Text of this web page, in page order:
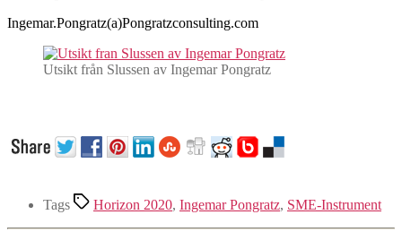
Ingemar.Pongratz(a)Pongratzconsulting.com
Utsikt från Slussen av Ingemar Pongratz
Tags Horizon 2020, Ingemar Pongratz, SME-Instrument